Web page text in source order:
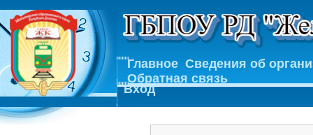
Главное Сведения об
Обратная связь
Вход